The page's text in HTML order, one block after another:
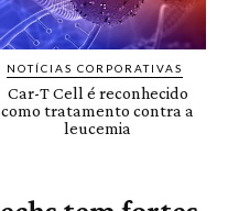
NOTÍCIAS CORPORATIVAS
Car-T Cell é reconhecido
como tratamento contra a
leucemia